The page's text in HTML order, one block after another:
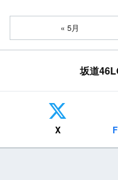
« 5月
坂道
X